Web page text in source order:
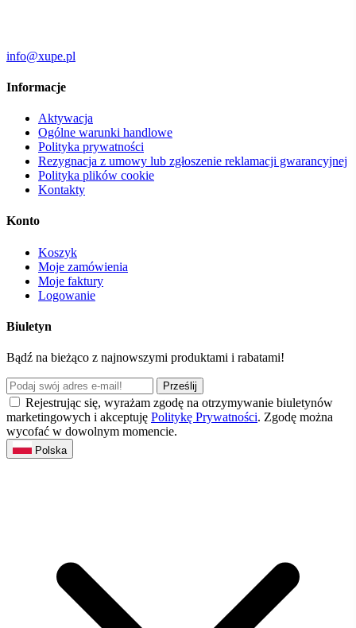
info@xupe.pl
Informacje
Aktywacja
Ogólne warunki handlowe
Polityka prywatności
Rezygnacja z umowy lub zgłoszenie reklamacji gwarancyjnej
Polityka plików cookie
Kontakty
Konto
Koszyk
Moje zamówienia
Moje faktury
Logowanie
Biuletyn
Bądź na bieżąco z najnowszymi produktami i rabatami!
Prześlij
Rejestrując się, wyrażam zgodę na otrzymywanie biuletynów
marketingowych i akceptuję Politykę Prywatności. Zgodę można
wycofać w dowolnym momencie.
Polska